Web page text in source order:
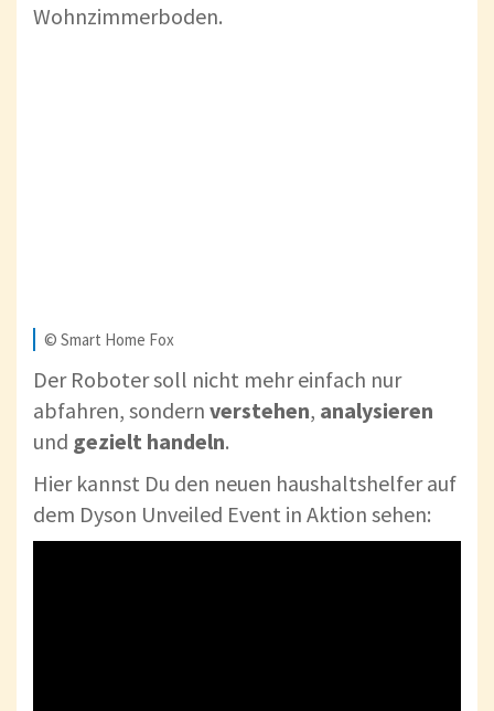
Wohnzimmerboden.
© Smart Home Fox
Der Roboter soll nicht mehr einfach nur
abfahren, sondern verstehen, analysieren
und gezielt handeln.
Hier kannst Du den neuen haushaltshelfer auf
dem Dyson Unveiled Event in Aktion sehen: